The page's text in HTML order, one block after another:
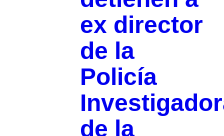
ex director
de la
Policía
de la